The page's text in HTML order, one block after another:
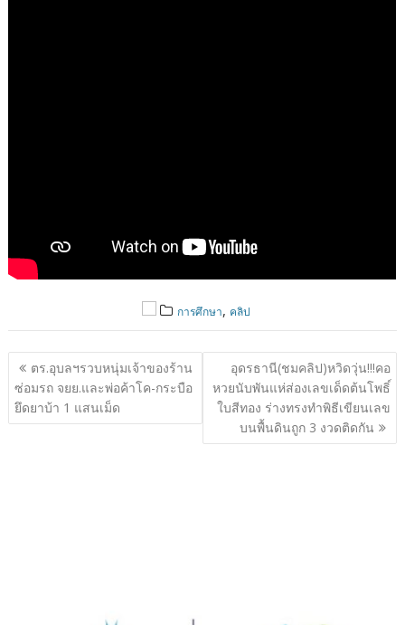
การศึกษา, คลิป
แนะแนว
เรื่อง
ตร.อุบลฯรวบหนุ่มเจ้าของร้าน
ซ่อมรถ จยย.และพ่อค้าโค-กระบือ
ยึดยาบ้า 1 แสนเม็ด
อุดรธานี(ชมคลิป)หวิดวุ่น!!!คอ
หวยนับพันแห่ส่องเลขเด็ดต้นโพธิ์
ใบสีทอง ร่างทรงทำพิธีเขียนเลข
บนพื้นดินถูก 3 งวดติดกัน